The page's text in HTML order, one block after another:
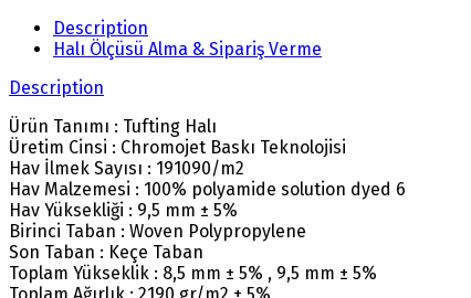
Description
Halı Ölçüsü Alma & Sipariş Verme
Description
Ürün Tanımı : Tufting Halı
Üretim Cinsi : Chromojet Baskı Teknolojisi
Hav İlmek Sayısı : 191090/m2
Hav Malzemesi : 100% polyamide solution dyed 6
Hav Yüksekliği : 9,5 mm ± 5%
Birinci Taban : Woven Polypropylene
Son Taban : Keçe Taban
Toplam Yükseklik : 8,5 mm ± 5% , 9,5 mm ± 5%